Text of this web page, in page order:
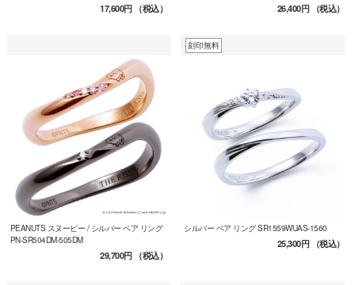
17,600円（税込） 26,400円（税込）
PEANUTS スヌーピー / シルバー ペア リング
PN-SR504DM-505DM
29,700円（税込）
刻印無料
シルバー ペア リング SR1559WUAS-1560
25,300円（税込）